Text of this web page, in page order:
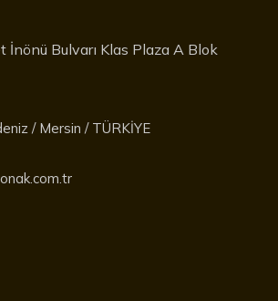
İnönü Bulvarı Klas Plaza A Blok
/ Mersin / TÜRKİYE